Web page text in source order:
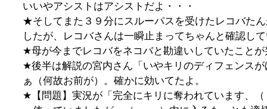
いいやアシストはアシストだよ・・・
★そしてまた３９分にスルーパスを受けたレコバた
したが、レコバさんは一瞬止まってちゃんと確認し
★母が今までレコバをネコバと勘違いしていたこと
★後半は解説の宮内さん「いやキリのディフェンス
ぁ（何故お前が）。確かに効いてたよ。
★【問題】実況が「完全にキリに奪われています